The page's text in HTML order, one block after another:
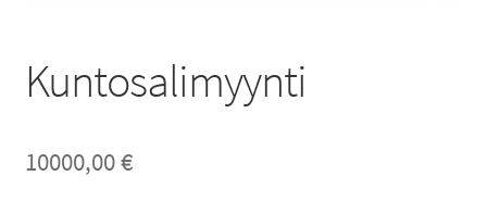
Kuntosalimyynti
10000,00€